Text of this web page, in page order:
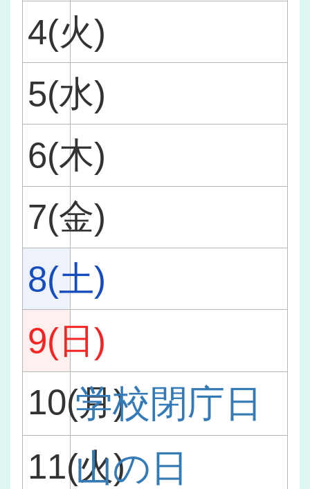
4(火)
5(水)
6(木)
7(金)
8(土)
9(日)
10(月)
学校閉庁日
11(火)
山の日